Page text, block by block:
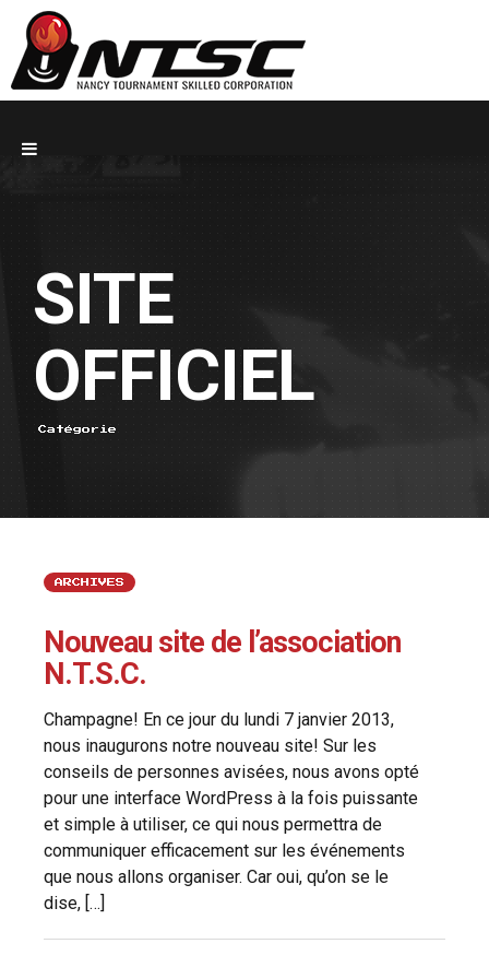
SITE
OFFICIEL
Catégorie
ARCHIVES
Nouveau site de l’association
N.T.S.C.
Champagne! En ce jour du lundi 7 janvier 2013,
nous inaugurons notre nouveau site! Sur les
conseils de personnes avisées, nous avons opté
pour une interface WordPress à la fois puissante
et simple à utiliser, ce qui nous permettra de
communiquer efficacement sur les événements
que nous allons organiser. Car oui, qu’on se le
dise, […]